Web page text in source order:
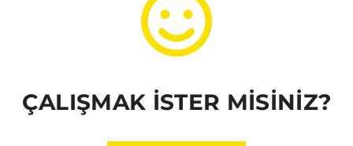
ÇALIŞMAK İSTER MİSİNİZ?